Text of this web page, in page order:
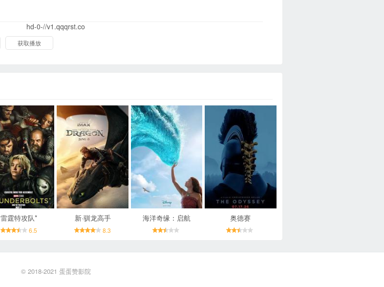
hd-0-//v1.qqqrst.co
获取播放
雷霆特攻队*
6.5
新·驯龙高手
8.3
海洋奇缘：启航 奥德赛
© 2018-2021 蛋蛋赞影院